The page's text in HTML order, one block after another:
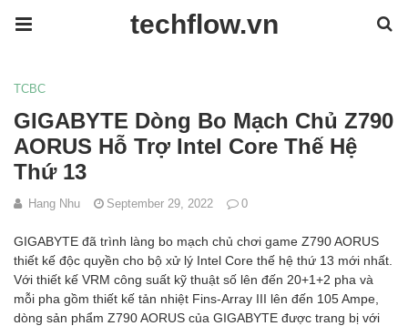
techflow.vn
TCBC
GIGABYTE Dòng Bo Mạch Chủ Z790
AORUS Hỗ Trợ Intel Core Thế Hệ
Thứ 13
Hang Nhu September 29, 2022 0
GIGABYTE đã trình làng bo mạch chủ chơi game Z790 AORUS
thiết kế độc quyền cho bộ xử lý Intel Core thế hệ thứ 13 mới nhất.
Với thiết kế VRM công suất kỹ thuật số lên đến 20+1+2 pha và
mỗi pha gồm thiết kế tản nhiệt Fins-Array III lên đến 105 Ampe,
dòng sản phẩm Z790 AORUS của GIGABYTE được trang bị với